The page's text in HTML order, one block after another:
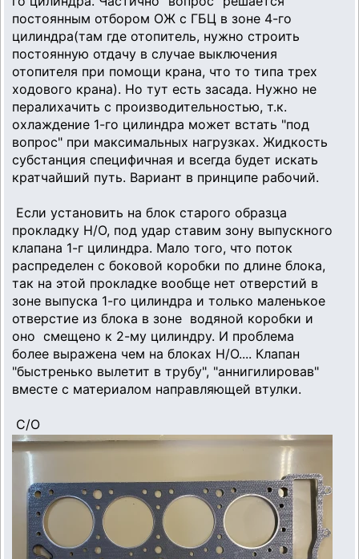
постоянным отбором ОЖ с ГБЦ в зоне 4-го
цилиндра(там где отопитель, нужно строить
постоянную отдачу в случае выключения
отопителя при помощи крана, что то типа трех
ходового крана). Но тут есть засада. Нужно не
пералихачить с производительностью, т.к.
охлаждение 1-го цилиндра может встать "под
вопрос" при максимальных нагрузках. Жидкость
субстанция специфичная и всегда будет искать
кратчайший путь. Вариант в принципе рабочий.
Если установить на блок старого образца
прокладку Н/О, под удар ставим зону выпускного
клапана 1-г цилиндра. Мало того, что поток
распределен с боковой коробки по длине блока,
так на этой прокладке вообще нет отверстий в
зоне выпуска 1-го цилиндра и только маленькое
отверстие из блока в зоне водяной коробки и
оно смещено к 2-му цилиндру. И проблема
более выражена чем на блоках Н/О.... Клапан
"быстренько вылетит в трубу", "аннигилировав"
вместе с материалом направляющей втулки.
С/О